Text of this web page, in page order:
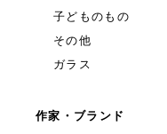
子どものもの
その他
ガラス
作家・ブランド